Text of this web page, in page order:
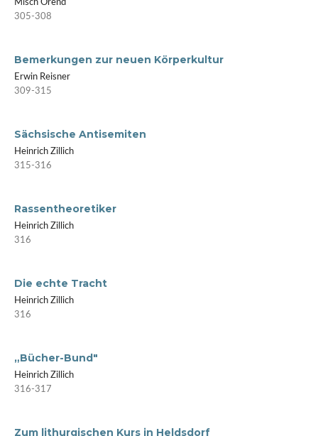
Misch Orend
305-308
Bemerkungen zur neuen Körperkultur
Erwin Reisner
309-315
Sächsische Antisemiten
Heinrich Zillich
315-316
Rassentheoretiker
Heinrich Zillich
316
Die echte Tracht
Heinrich Zillich
316
„Bücher-Bund"
Heinrich Zillich
316-317
Zum lithurgischen Kurs in Heldsdorf